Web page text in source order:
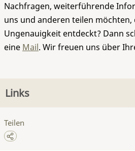
Nachfragen, weiterführende
uns und anderen teilen möchten,
Ungenauigkeit entdeckt? Dann
eine Mail. Wir freuen uns über
Links
Teilen